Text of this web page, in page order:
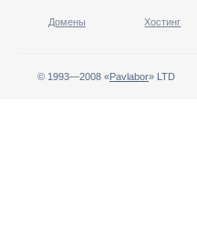
Домены Хостинг
© 1993—2008 «Pavlabor» LTD